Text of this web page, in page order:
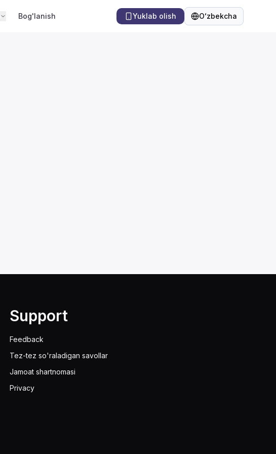
Bog'lanish Yuklab olish Oʻzbekcha
Til
Support
Feedback
Tez-tez so'raladigan savollar
Jamoat shartnomasi
Privacy